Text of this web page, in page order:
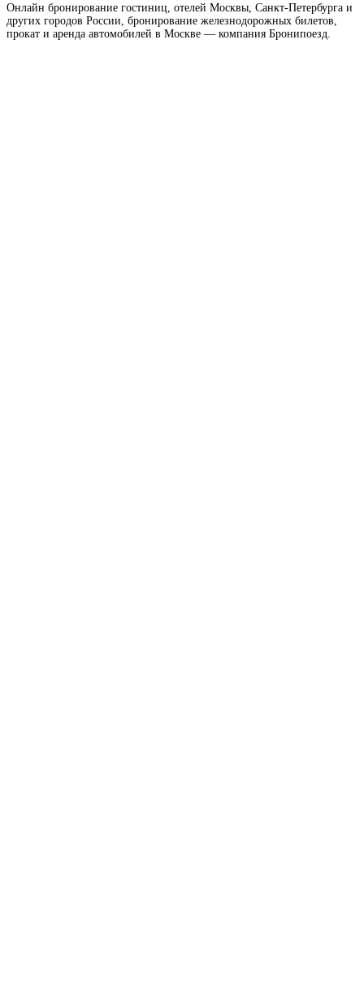
Онлайн бронирование гостиниц, отелей Москвы, Санкт-Петербурга и
других городов России, бронирование железнодорожных билетов,
прокат и аренда автомобилей в Москве — компания Бронипоезд.